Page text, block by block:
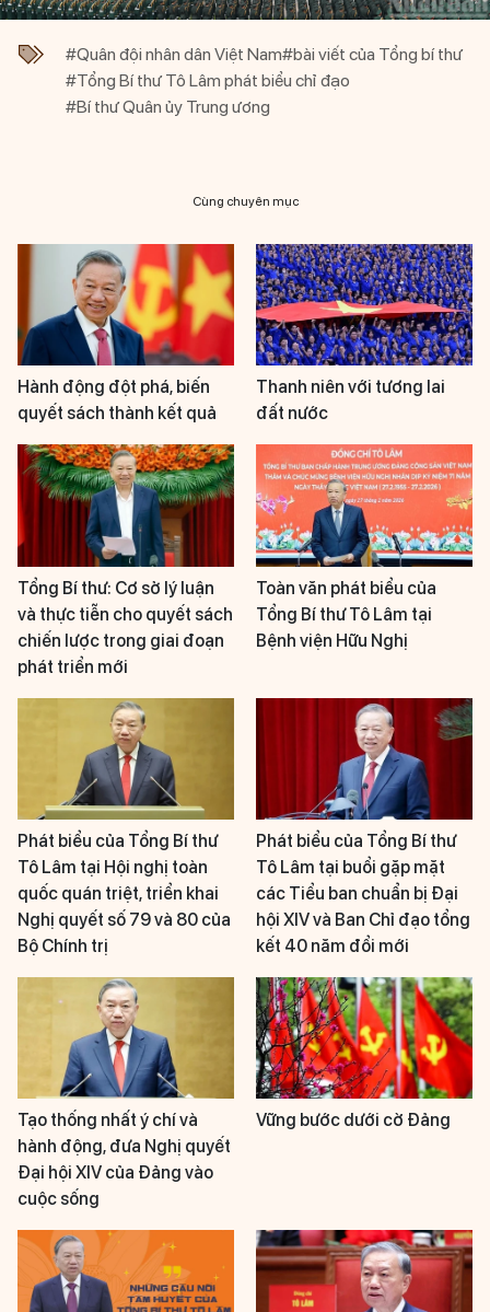
#Quân đội nhân dân Việt Nam#bài viết của Tổng bí thư
#Tổng Bí thư Tô Lâm phát biểu chỉ đạo
#Bí thư Quân ủy Trung ương
Cùng chuyên mục
Hành động đột phá, biến
quyết sách thành kết quả
Thanh niên với tương lai
đất nước
Tổng Bí thư: Cơ sở lý luận
và thực tiễn cho quyết sách
chiến lược trong giai đoạn
phát triển mới
Toàn văn phát biểu của
Tổng Bí thư Tô Lâm tại
Bệnh viện Hữu Nghị
Phát biểu của Tổng Bí thư
Tô Lâm tại Hội nghị toàn
quốc quán triệt, triển khai
Nghị quyết số 79 và 80 của
Bộ Chính trị
Phát biểu của Tổng Bí thư
Tô Lâm tại buổi gặp mặt
các Tiểu ban chuẩn bị Đại
hội XIV và Ban Chỉ đạo tổng
kết 40 năm đổi mới
Tạo thống nhất ý chí và
hành động, đưa Nghị quyết
Đại hội XIV của Đảng vào
cuộc sống
Vững bước dưới cờ Đảng